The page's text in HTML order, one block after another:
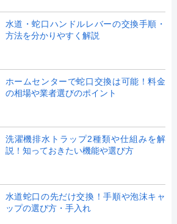
水道・蛇口ハンドルレバーの交換手順・
方法を分かりやすく解説
ホームセンターで蛇口交換は可能！料金
の相場や業者選びのポイント
洗濯機排水トラップ2種類や仕組みを解
説！知っておきたい機能や選び方
水道蛇口の先だけ交換！手順や泡沫キャ
ップの選び方・手入れ